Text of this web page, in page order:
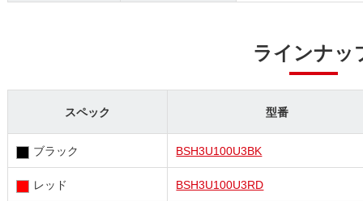
ラインナッ
スペック 型番
ブラック BSH3U100U3BK
レッド BSH3U100U3RD